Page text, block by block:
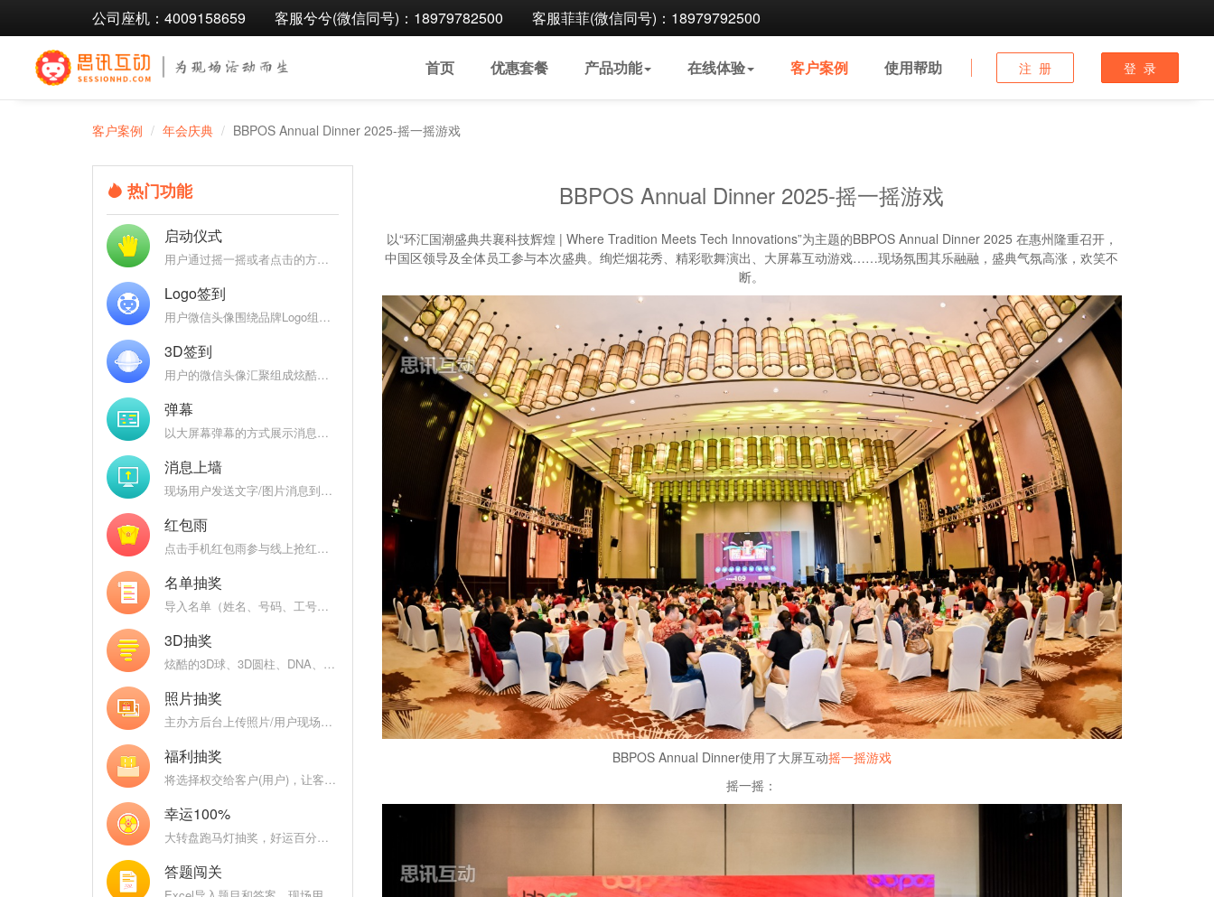
公司座机：4009158659 客服兮兮(微信同号)：18979782500 客服菲菲(微信同号)：18979792500
首页 优惠套餐 产品功能 在线体验 客户案例 使用帮助 注 册 登 录
客户案例 年会庆典 BBPOS Annual Dinner 2025-摇一摇游戏
热门功能
启动仪式
用户通过摇一摇或者点击的方式参与启动仪式，启动聚能，聚能完成后弹出定制特效
Logo签到
用户微信头像围绕品牌Logo组成各式炫酷3D效果：魔方、万花筒、地球、银河，彰显品牌
3D签到
用户的微信头像汇聚组成炫酷的Logo、3D球、3D圆柱、DNA、魔方等炫酷的3D图形
弹幕
以大屏幕弹幕的方式展示消息，后台开启审核，过滤垃圾消息，弹幕互动燃爆现场
消息上墙
现场用户发送文字/图片消息到大屏幕上，大屏幕消息墙轮播上墙图文
红包雨
点击手机红包雨参与线上抢红包（礼品），热闹喜庆的界面为现场增温
名单抽奖
导入名单（姓名、号码、工号、数字）抽奖，支持名单分组和名单权重（工龄）
3D抽奖
炫酷的3D球、3D圆柱、DNA、魔方等炫酷的3D图形不停变换，随机抽取中奖用户头像
照片抽奖
主办方后台上传照片/用户现场自拍上传照片，巨幕照片墙抽奖
福利抽奖
将选择权交给客户(用户)，让客户来开启大奖
幸运100%
大转盘跑马灯抽奖，好运百分百，乐趣百分百
答题闯关
BBPOS Annual Dinner 2025-摇一摇游戏
以“环汇国潮盛典共襄科技辉煌 | Where Tradition Meets Tech Innovations”为主题的BBPOS Annual Dinner 2025 在惠州隆重召开，
中国区领导及全体员工参与本次盛典。绚烂烟花秀、精彩歌舞演出、大屏幕互动游戏……现场氛围其乐融融，盛典气氛高涨，欢笑不
断。
BBPOS Annual Dinner使用了大屏互动摇一摇游戏
摇一摇：